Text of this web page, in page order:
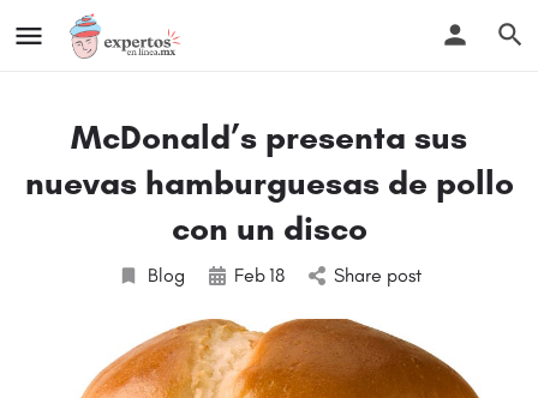
McDonald’s presenta sus
nuevas hamburguesas de pollo
con un disco
Blog Feb18 Share post